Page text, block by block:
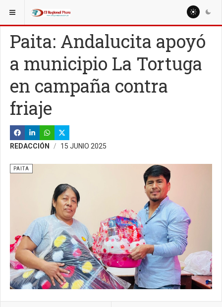
ESTÁ AQUÍ: REGIÓN PIURA
Paita: Andalucita apoyó
a municipio La Tortuga
en campaña contra
friaje
REDACCIÓN 15 JUNIO 2025
PAITA